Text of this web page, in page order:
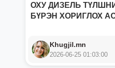
ОХУ ДИЗЕЛЬ
БҮРЭН ХОРИГЛОХ
Khugjil.mn
2026-06-25 01:03:00